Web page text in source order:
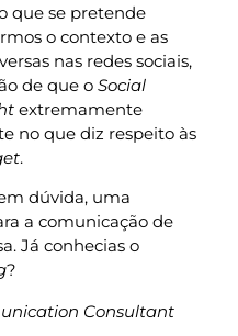
que se pretende
o contexto e as
nas redes sociais,
de que o Social
extremamente
no que diz respeito às
.
dúvida, uma
a comunicação de
Já conhecias o
?
Consultant